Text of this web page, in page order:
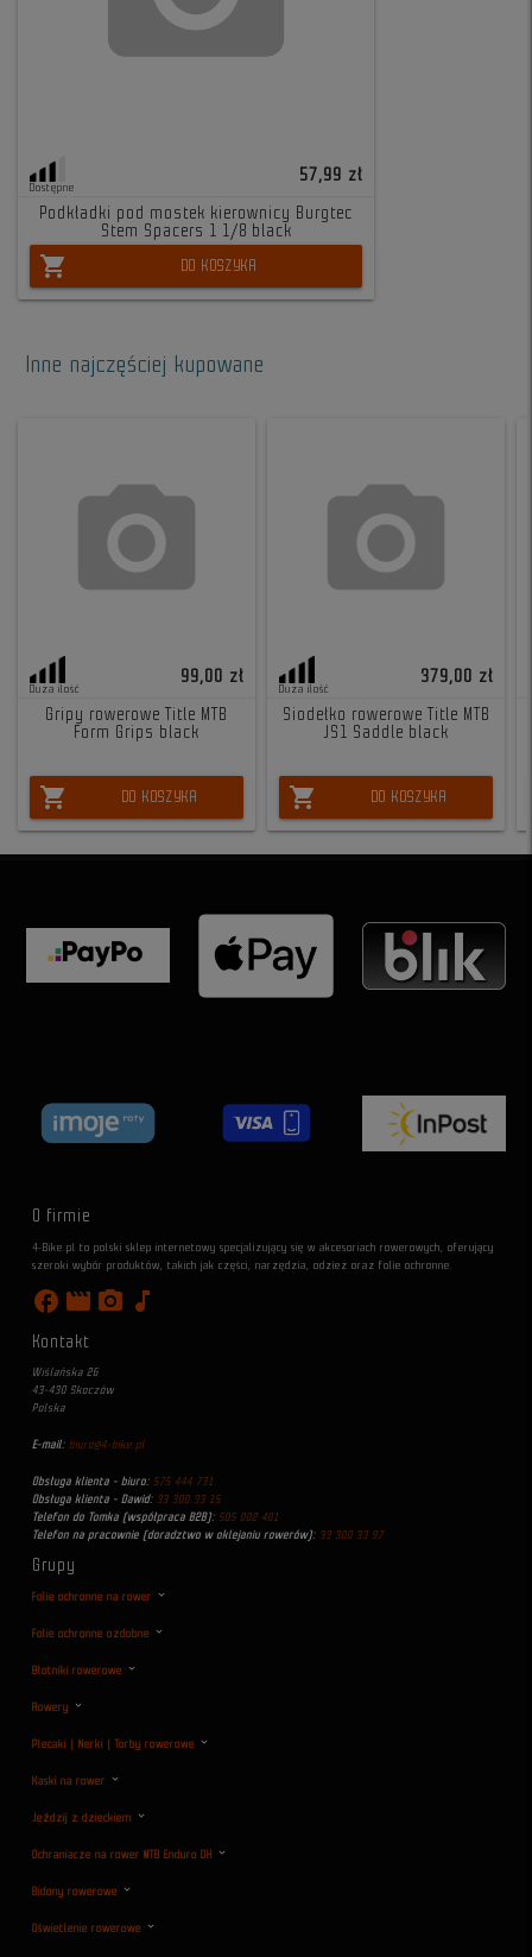
Dostępne
57,99 zł
Podkładki pod mostek kierownicy Burgtec
Stem Spacers 1 1/8 black
shopping_cart DO KOSZYKA
Inne najczęściej kupowane
Duża ilość
99,00 zł
Gripy rowerowe Title MTB
Form Grips black
shopping_cart DO KOSZYKA
Duża ilość
379,00 zł
Siodełko rowerowe Title MTB
JS1 Saddle black
shopping_cart DO KOSZYKA
O firmie
4-Bike.pl to polski sklep internetowy specjalizujący się w akcesoriach rowerowych, oferujący
szeroki wybór produktów, takich jak części, narzędzia, odzież oraz folie ochronne.
facebook movie photo_camera music_note
Kontakt
Wiślańska 26
43-430 Skoczów
Polska
E-mail: biuro@4-bike.pl
Obsługa klienta - biuro: 575 444 731
Obsługa klienta - Dawid: 33 300 33 15
Telefon do Tomka (współpraca B2B): 505 002 401
Telefon na pracownie (doradztwo w oklejaniu rowerów): 33 300 33 97
Grupy
Folie ochronne na rower
Folie ochronne ozdobne
Błotniki rowerowe
Rowery
Plecaki | Nerki | Torby rowerowe
Kaski na rower
Jeździj z dzieckiem
Ochraniacze na rower MTB Enduro DH
Bidony rowerowe
Oświetlenie rowerowe